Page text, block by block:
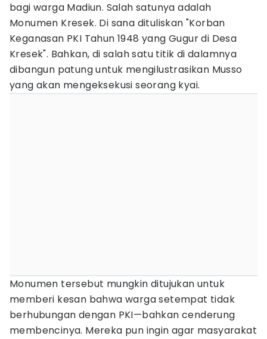
bagi warga Madiun. Salah satunya adalah
Monumen Kresek. Di sana dituliskan "Korban
Keganasan PKI Tahun 1948 yang Gugur di Desa
Kresek". Bahkan, di salah satu titik di dalamnya
dibangun patung untuk mengilustrasikan Musso
yang akan mengeksekusi seorang kyai.
Monumen tersebut mungkin ditujukan untuk
memberi kesan bahwa warga setempat tidak
berhubungan dengan PKI—bahkan cenderung
membencinya. Mereka pun ingin agar masyarakat